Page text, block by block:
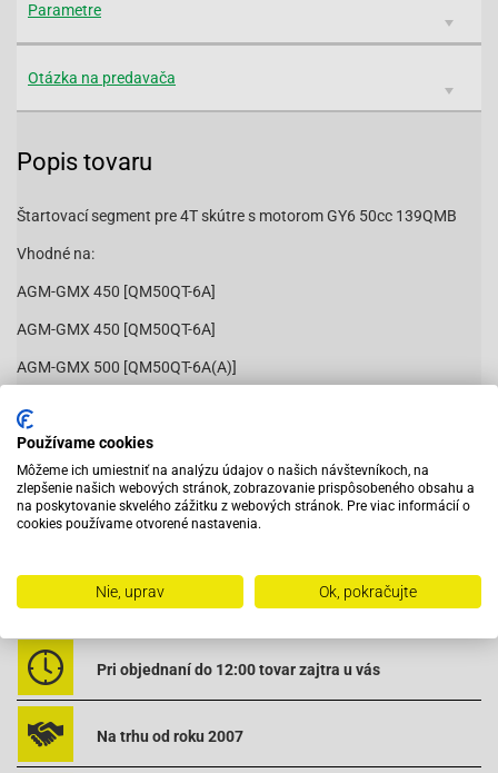
Parametre
Otázka na predavača
Popis tovaru
Štartovací segment pre 4T skútre s motorom GY6 50cc 139QMB
Vhodné na:
AGM-GMX 450 [QM50QT-6A]
AGM-GMX 450 [QM50QT-6A]
AGM-GMX 500 [QM50QT-6A(A)]
Baja-BE500 50 4T
Baja-BE500 50 4T
Baja-Suncity SC50 4T VIN LAW / LXKS
Baja-Suncity SC50 4T VIN LWGT
Baotian-BT49QT-11 Retro
Baotian-BT49QT-11 Retro
Baotian-BT49QT-12A1 Rebel
Čítať viac
Vybavený servis s odborným vyškoleným personálom
Pri objednaní do 12:00 tovar zajtra u vás
Na trhu od roku 2007
Používame cookies
Môžeme ich umiestniť na analýzu údajov o našich návštevníkoch, na
zlepšenie našich webových stránok, zobrazovanie prispôsobeného obsahu a
na poskytovanie skvelého zážitku z webových stránok. Pre viac informácií o
cookies používame otvorené nastavenia.
Nie, uprav Ok, pokračujte